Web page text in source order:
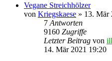
Vegane Streichhölzer
von Kriegskaese » 13. Mär
7 Antworten
9160 Zugriffe
Letzter Beitrag von
14. Mär 2021 19:20